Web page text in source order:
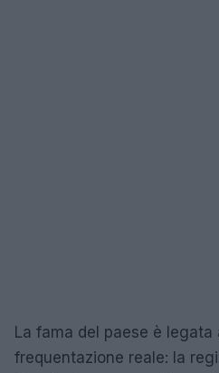
La fama del paese è legata
frequentazione reale: la